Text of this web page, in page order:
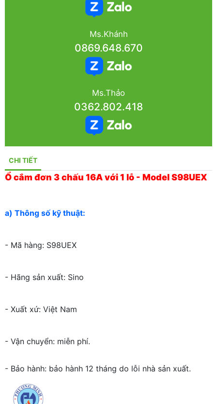
Ms.Khánh
0869.648.670
Ms.Thảo
0362.802.418
CHI TIẾT
Ổ cắm đơn 3 chấu 16A với 1 lỗ - Model S98UEX
a) Thông số kỹ thuật:
- Mã hàng: S98UEX
- Hãng sản xuất: Sino
- Xuất xứ: Việt Nam
- Vận chuyển: miễn phí.
- Bảo hành: bảo hành 12 tháng do lỗi nhà sản xuất.